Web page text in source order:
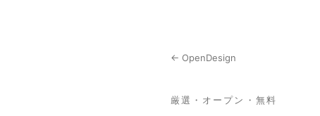
← OpenDesign
厳選・オープン・無料